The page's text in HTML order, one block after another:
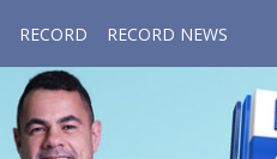
RECORD RECORD NEWS